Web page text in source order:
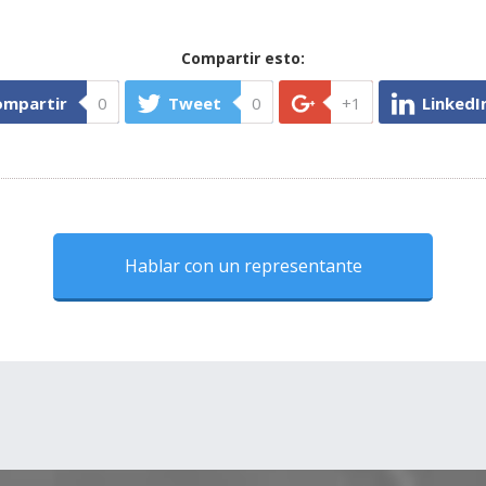
Compartir esto:
0 Tweet 0 +1
Hablar con un representante